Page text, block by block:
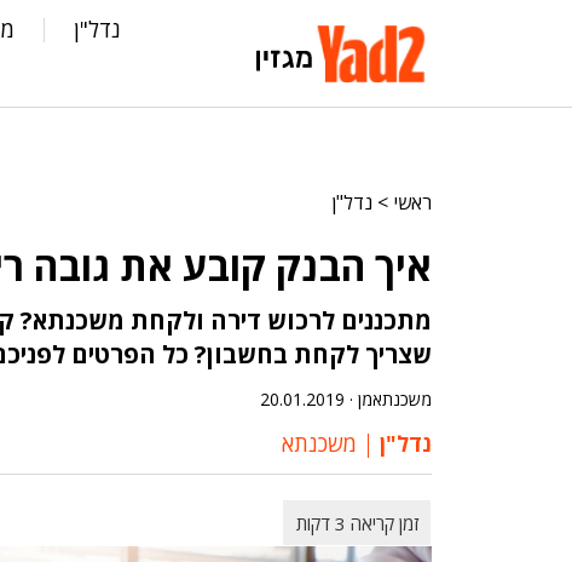
נדל"ן
ראשי > נדל"ן
איך הבנק קובע את גובה
מתכננים לרכוש דירה ולקחת משכנתא?
שצריך לקחת בחשבון? כל הפרטים
משכנתאמן · 20.01.2019
נדל"ן משכנתא